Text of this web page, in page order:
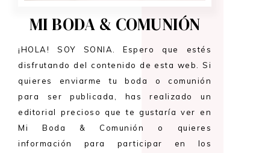
MI BODA & COMUNIÓN
¡HOLA! SOY SONIA. Espero que estés
disfrutando del contenido de esta web. Si
quieres enviarme tu boda o comunión
para ser publicada, has realizado un
editorial precioso que te gustaría ver en
Mi Boda & Comunión o quieres
información para participar en los